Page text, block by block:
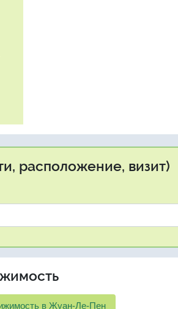
расположение, визит)
в Жуан-Ле-Пен